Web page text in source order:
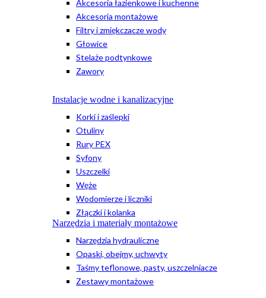
Akcesoria łazienkowe i kuchenne
Akcesoria montażowe
Filtry i zmiękczacze wody
Głowice
Stelaże podtynkowe
Zawory
Instalacje wodne i kanalizacyjne
Korki i zaślepki
Otuliny
Rury PEX
Syfony
Uszczelki
Węże
Wodomierze i liczniki
Złączki i kolanka
Narzędzia i materiały montażowe
Narzędzia hydrauliczne
Opaski, obejmy, uchwyty
Taśmy teflonowe, pasty, uszczelniacze
Zestawy montażowe